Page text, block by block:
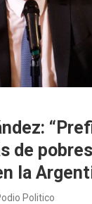
de
la
Politico